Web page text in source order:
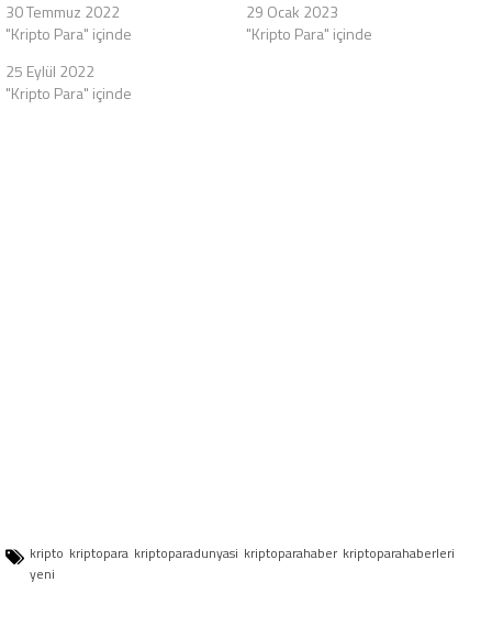
30 Temmuz 2022
"Kripto Para" içinde
29 Ocak 2023
"Kripto Para" içinde
25 Eylül 2022
"Kripto Para" içinde
kripto kriptopara kriptoparadunyasi kriptoparahaber kriptoparahaberleri
yeni